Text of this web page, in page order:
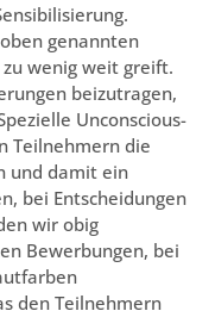
genannten
wenig weit greift.
beizutragen,
Unconscious-
Teilnehmern die
und damit ein
bei Entscheidungen
wir obig
Bewerbungen, bei
den Teilnehmern